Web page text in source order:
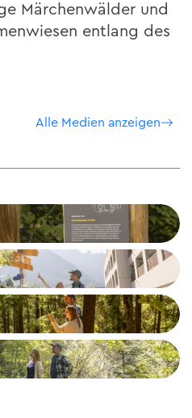
Märchenwälder und
entlang des
Alle Medien anzeigen